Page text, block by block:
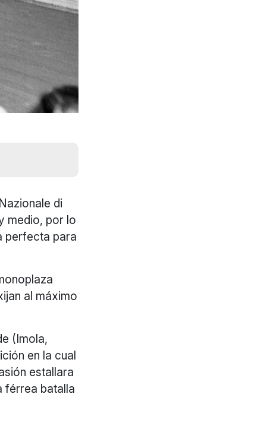
di
medio, por lo
perfecta para
al máximo
(Imola,
en la cual
estallara
férrea batalla